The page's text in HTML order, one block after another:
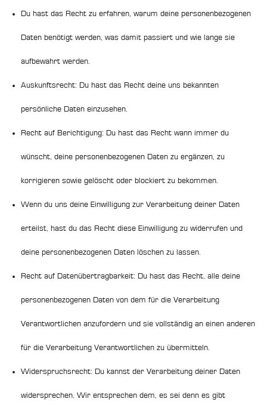
Du hast das Recht zu erfahren, warum deine personenbezogenen
Daten benötigt werden, was damit passiert und wie lange sie
aufbewahrt werden.
Auskunftsrecht: Du hast das Recht deine uns bekannten
persönliche Daten einzusehen.
Recht auf Berichtigung: Du hast das Recht wann immer du
wünscht, deine personenbezogenen Daten zu ergänzen, zu
korrigieren sowie gelöscht oder blockiert zu bekommen.
Wenn du uns deine Einwilligung zur Verarbeitung deiner Daten
erteilst, hast du das Recht diese Einwilligung zu widerrufen und
deine personenbezogenen Daten löschen zu lassen.
Recht auf Datenübertragbarkeit: Du hast das Recht, alle deine
personenbezogenen Daten von dem für die Verarbeitung
Verantwortlichen anzufordern und sie vollständig an einen anderen
für die Verarbeitung Verantwortlichen zu übermitteln.
Widerspruchsrecht: Du kannst der Verarbeitung deiner Daten
widersprechen. Wir entsprechen dem, es sei denn es gibt